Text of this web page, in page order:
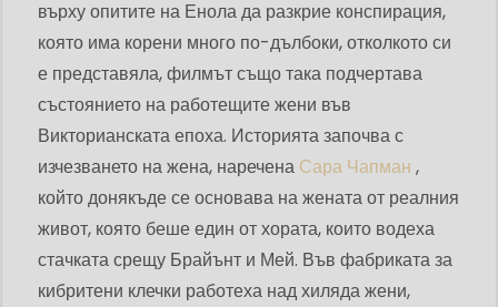
върху опитите на Енола да разкрие конспирация,
която има корени много по-дълбоки, отколкото си
е представяла, филмът също така подчертава
състоянието на работещите жени във
Викторианската епоха. Историята започва с
изчезването на жена, наречена Сара Чапман ,
който донякъде се основава на жената от реалния
живот, която беше един от хората, които водеха
стачката срещу Брайънт и Мей. Във фабриката за
кибритени клечки работеха над хиляда жени,